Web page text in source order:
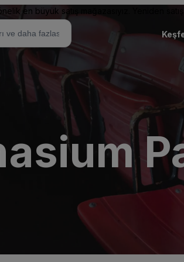
en büyük satış mağazasıyız. Yeniden